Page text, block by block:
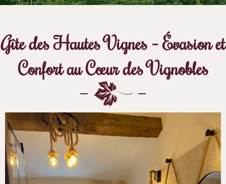
Gîte des Hautes Vignes – Évasion et
Confort au Cœur des Vignobles